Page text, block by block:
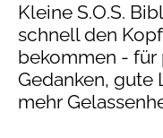
Kleine S.O.S.
schnell den
bekommen - für
Gedanken, gute
mehr